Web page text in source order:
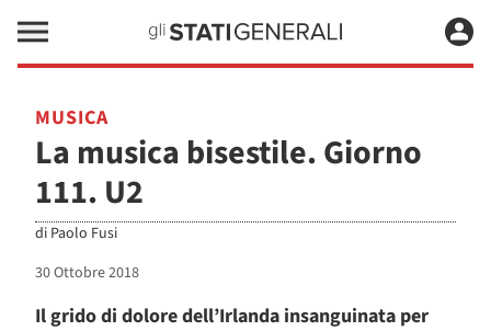
MUSICA
La musica bisestile. Giorno
111. U2
di Paolo Fusi
30 Ottobre 2018
Il grido di dolore dell’Irlanda insanguinata per